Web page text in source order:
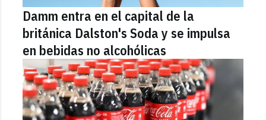
Damm entra en el capital de la
británica Dalston's Soda y se impulsa
en bebidas no alcohólicas